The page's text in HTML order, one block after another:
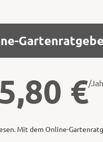
€/
Mit dem Online-